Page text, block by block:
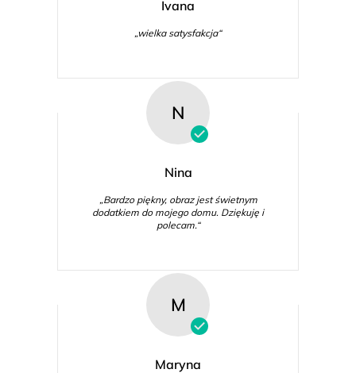
Ivana
„wielka satysfakcja“
N
Nina
„Bardzo piękny, obraz jest świetnym
dodatkiem do mojego domu. Dziękuję i
polecam.“
M
Maryna